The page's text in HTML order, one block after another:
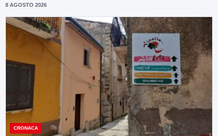
8 AGOSTO 2026
CRONACA